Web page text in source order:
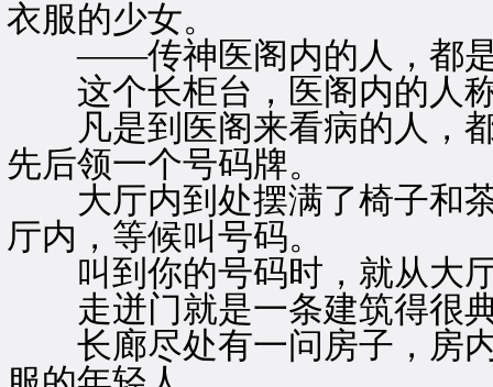
衣服的少女。
——传神医阁内的人，都是
这个长柜台，医阁内的人称
凡是到医阁来看病的人，都
先后领一个号码牌。
大厅内到处摆满了椅子和茶
厅内，等候叫号码。
叫到你的号码时，就从大厅
走迸门就是一条建筑得很
长廊尽处有一问房子，房内